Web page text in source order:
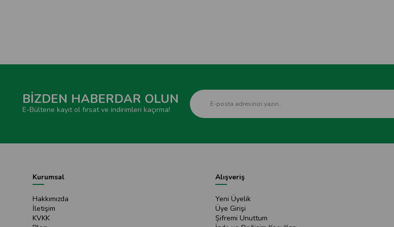
BİZDEN HABERDAR OLUN
E-Bültene kayıt ol fırsat ve indirimleri kaçırma!
Kurumsal
Hakkımızda
İletişim
KVKK
Alışveriş
Yeni Üyelik
Üye Girişi
Șifremi Unuttum